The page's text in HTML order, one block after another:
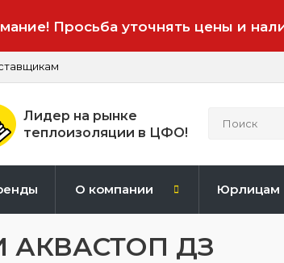
Просьба уточнять цены и
Лидер на рынке
теплоизоляции в ЦФО!
О компании Юрлицам
ДЗ